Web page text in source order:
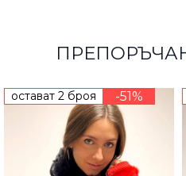
остават 2 броя -51%